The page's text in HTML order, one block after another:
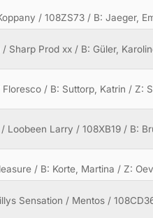
/ 108ZS73 / B: Jaeger,
Sharp Prod xx / B: Güler,
/ B: Suttorp, Katrin / Z:
Loobeen Larry / 108XB19 / B:
/ B: Korte, Martina / Z:
Sensation / Mentos /